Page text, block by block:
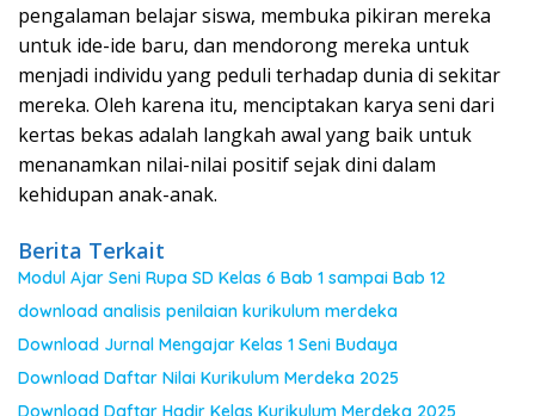
pengalaman belajar siswa, membuka pikiran mereka
untuk ide-ide baru, dan mendorong mereka untuk
menjadi individu yang peduli terhadap dunia di sekitar
mereka. Oleh karena itu, menciptakan karya seni dari
kertas bekas adalah langkah awal yang baik untuk
menanamkan nilai-nilai positif sejak dini dalam
kehidupan anak-anak.
Berita Terkait
Modul Ajar Seni Rupa SD Kelas 6 Bab 1 sampai Bab 12
download analisis penilaian kurikulum merdeka
Download Jurnal Mengajar Kelas 1 Seni Budaya
Download Daftar Nilai Kurikulum Merdeka 2025
Download Daftar Hadir Kelas Kurikulum Merdeka 2025